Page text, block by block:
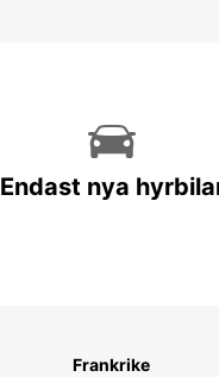
Endast nya
Frankrike